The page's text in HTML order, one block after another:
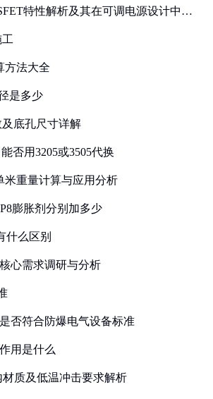
特性解析及其在可调电源设计中的
方法大全
是多少
及底孔尺寸详解
否用3205或3505代换
米重量计算与应用分析
膨胀剂分别加多少
什么区别
心需求调研与分析
否符合防爆电气设备标准
用是什么
材质及低温冲击要求解析